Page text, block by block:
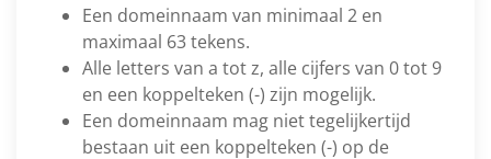
Een domeinnaam van minimaal 2 en
maximaal 63 tekens.
Alle letters van a tot z, alle cijfers van 0 tot 9
en een koppelteken (-) zijn mogelijk.
Een domeinnaam mag niet tegelijkertijd
bestaan uit een koppelteken (-) op de